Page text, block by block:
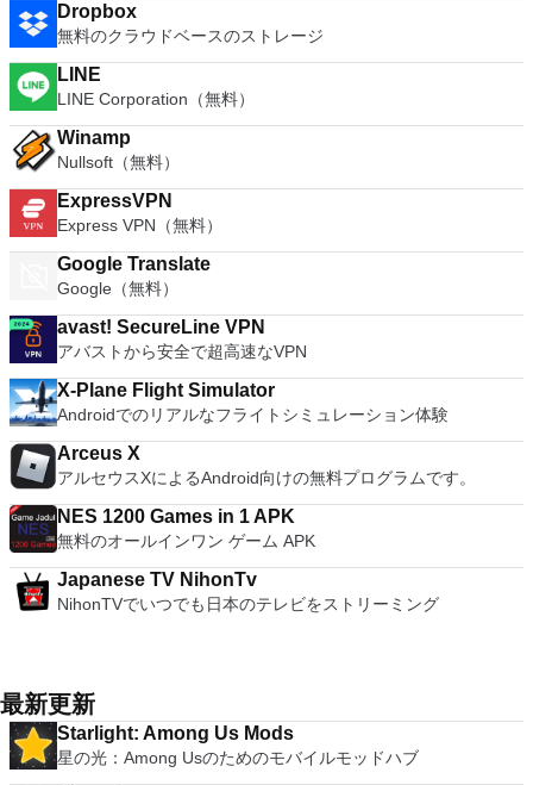
Dropbox
無料のクラウドベースのストレージ
LINE
LINE Corporation（無料）
Winamp
Nullsoft（無料）
ExpressVPN
Express VPN（無料）
Google Translate
Google（無料）
avast! SecureLine VPN
アバストから安全で超高速なVPN
X-Plane Flight Simulator
Androidでのリアルなフライトシミュレーション体験
Arceus X
アルセウスXによるAndroid向けの無料プログラムです。
NES 1200 Games in 1 APK
無料のオールインワン ゲーム APK
Japanese TV NihonTv
NihonTVでいつでも日本のテレビをストリーミング
最新更新
Starlight: Among Us Mods
星の光：Among Usのためのモバイルモッドハブ